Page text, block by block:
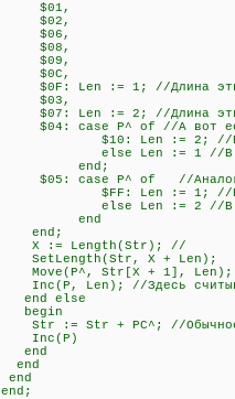
$01,
$02,
$06,
$08,
$09,
$0C,
$0F: Len := 1; //Длина этих
$03,
$07: Len := 2; //Длина этих
$04: case P^ of //А вот если
$10: Len := 2; //Если
else Len := 1 //В любом
end;
$05: case P^ of //
$FF: Len := 1; //Если
else Len := 2 //В любом
end
end;
X := Length(Str); //
SetLength(Str, X +
Move(P^, Str[X + 1],
Inc(P, Len); //Здесь
end else
begin
Str := Str + PC^; //Обычное
Inc(P)
end
end
end
end;